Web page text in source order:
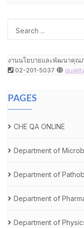
งานนโยบายและพัฒนาคุณ
02-201-5037
PAGES
CHE QA ONLINE
Department of
Department of
Department of
Department of